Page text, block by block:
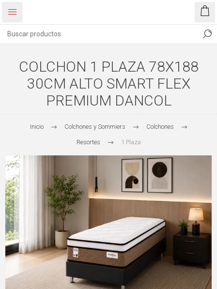
COLCHON 1 PLAZA 78X188
30CM ALTO SMART FLEX
PREMIUM DANCOL
Inicio Colchones y Sommiers Colchones
Resortes 1 Plaza
60%
OFF